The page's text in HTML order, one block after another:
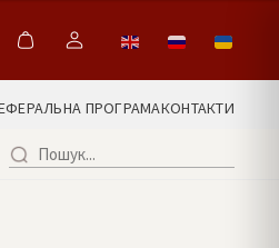
ПРОГРАМАКОНТАКТИ